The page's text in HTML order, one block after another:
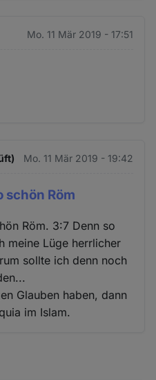
Mo. 11 Mär 2019 - 17:51
Mo. 11 Mär 2019 - 19:42
schön Röm
Röm. 3:7 Denn so
meine Lüge herrlicher
sollte ich denn noch
Glauben haben, dann
im Islam.